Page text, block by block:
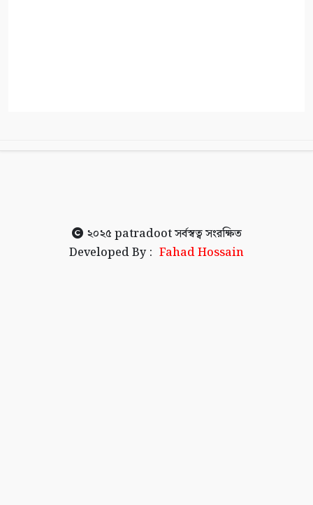
২০২৫ patradootসর্বস্বত্ব সংরক্ষিত
Developed By : Fahad Hossain